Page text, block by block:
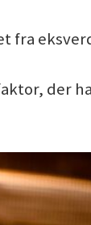
fra
der